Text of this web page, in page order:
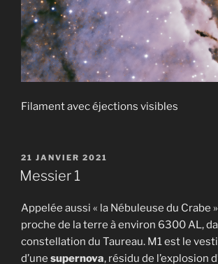
Filament avec éjections visibles
PUBLIÉ
LE
21 JANVIER 2021
Messier 1
Appelée aussi « la Nébuleuse du Crabe
proche de la terre à environ 6300 AL,
constellation du Taureau. M1 est le
d’une supernova, résidu de l’explosion